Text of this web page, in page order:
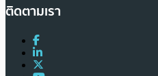
ติดตามเรา